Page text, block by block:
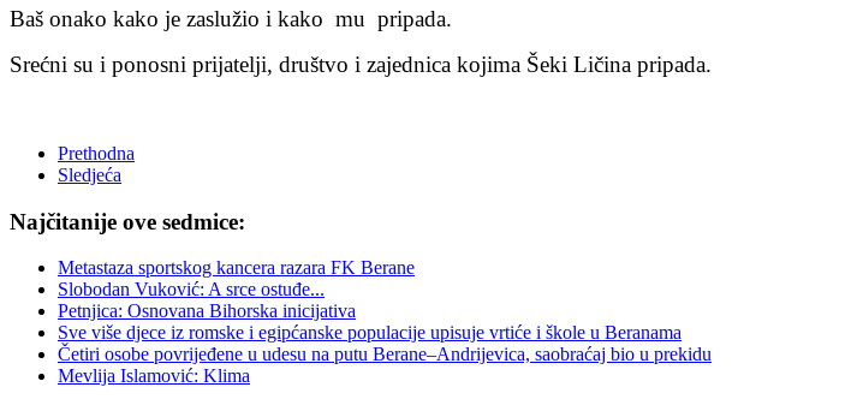
Baš onako kako je zaslužio i kako mu pripada.
Srećni su i ponosni prijatelji, društvo i zajednica kojima Šeki Ličina pripada.
Prethodna
Sledjeća
Najčitanije ove sedmice:
Metastaza sportskog kancera razara FK Berane
Slobodan Vuković: A srce ostuđe...
Petnjica: Osnovana Bihorska inicijativa
Sve više djece iz romske i egipćanske populacije upisuje vrtiće i škole u Beranama
Četiri osobe povrijeđene u udesu na putu Berane–Andrijevica, saobraćaj bio u prekidu
Mevlija Islamović: Klima